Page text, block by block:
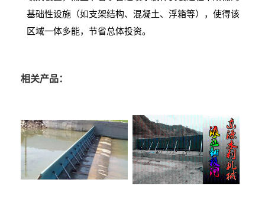
基础性设施（如支架结构、混凝土、浮箱等），使得该
区域一体多能，节省总体投资。
相关产品：